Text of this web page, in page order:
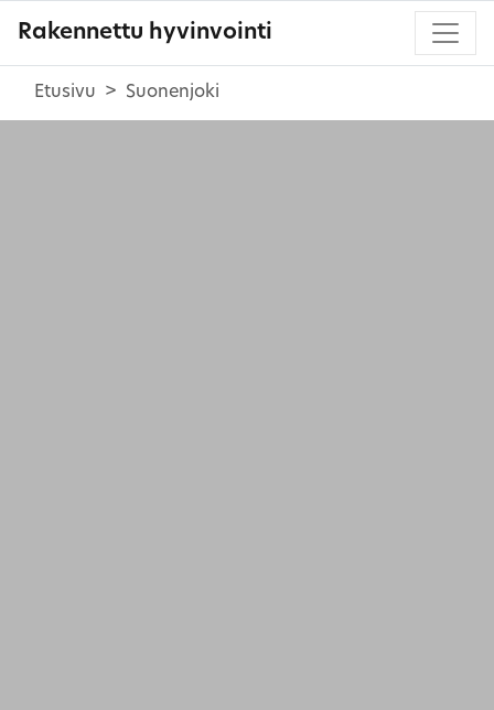
Rakennettu hyvinvointi
Etusivu Suonenjoki